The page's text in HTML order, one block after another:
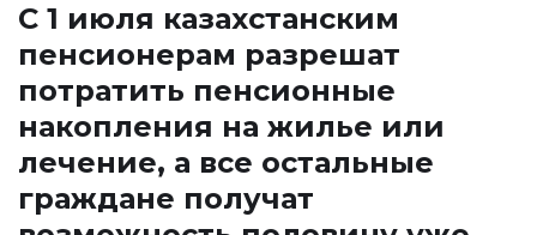
С 1 июля казахстанским
пенсионерам разрешат
потратить пенсионные
накопления на жилье или
лечение, а все остальные
граждане получат